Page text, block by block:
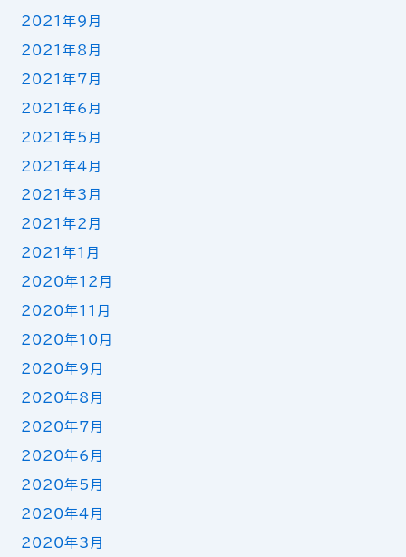
2021年9月
2021年8月
2021年7月
2021年6月
2021年5月
2021年4月
2021年3月
2021年2月
2021年1月
2020年12月
2020年11月
2020年10月
2020年9月
2020年8月
2020年7月
2020年6月
2020年5月
2020年4月
2020年3月